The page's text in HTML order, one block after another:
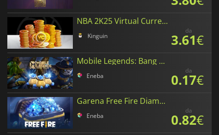
NBA 2K25 Virtual Currency
Kinguin
da
3.61€
Mobile Legends: Bang Bang Diamonds
Eneba
da
0.17€
Garena Free Fire Diamonds
Eneba
da
0.82€